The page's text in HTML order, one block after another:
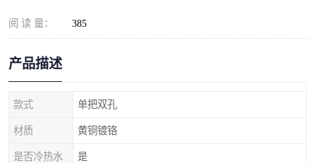
阅 读 量： 385
产品描述
款式 单把双孔
材质 黄铜镀铬
是否冷热水 是